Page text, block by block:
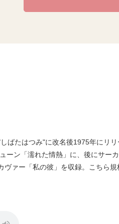
ばたはつみ"に改名後1975年にリ
ーン「濡れた情熱」に、後にサー
ァー「私の彼」を収録。こちら